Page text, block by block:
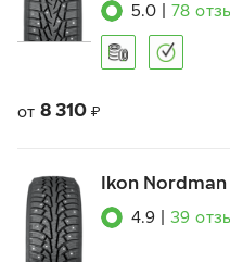
5.0 78
от 8 310 ₽
Ikon Nordman
4.9 39